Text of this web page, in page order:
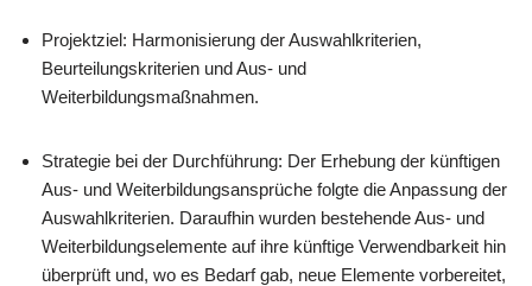
Projektziel: Harmonisierung der Auswahlkriterien,
Beurteilungskriterien und Aus- und
Weiterbildungsmaßnahmen.
Strategie bei der Durchführung: Der Erhebung der künftigen
Aus- und Weiterbildungsansprüche folgte die Anpassung der
Auswahlkriterien. Daraufhin wurden bestehende Aus- und
Weiterbildungselemente auf ihre künftige Verwendbarkeit hin
überprüft und, wo es Bedarf gab, neue Elemente vorbereitet,